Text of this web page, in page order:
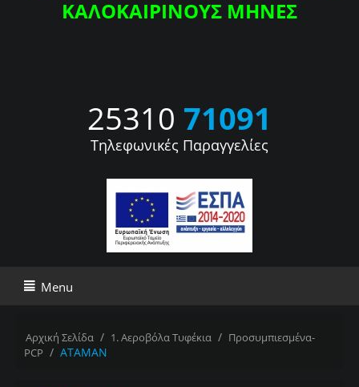
ΚΑΛΟΚΑΙΡΙΝΟΥΣ ΜΗΝΕΣ
25310 71091
Τηλεφωνικές Παραγγελίες
Menu
Αρχική Σελίδα / 1. Αεροβόλα Τυφέκια / Προσυμπιεσμένα-
PCP / ATAMAN